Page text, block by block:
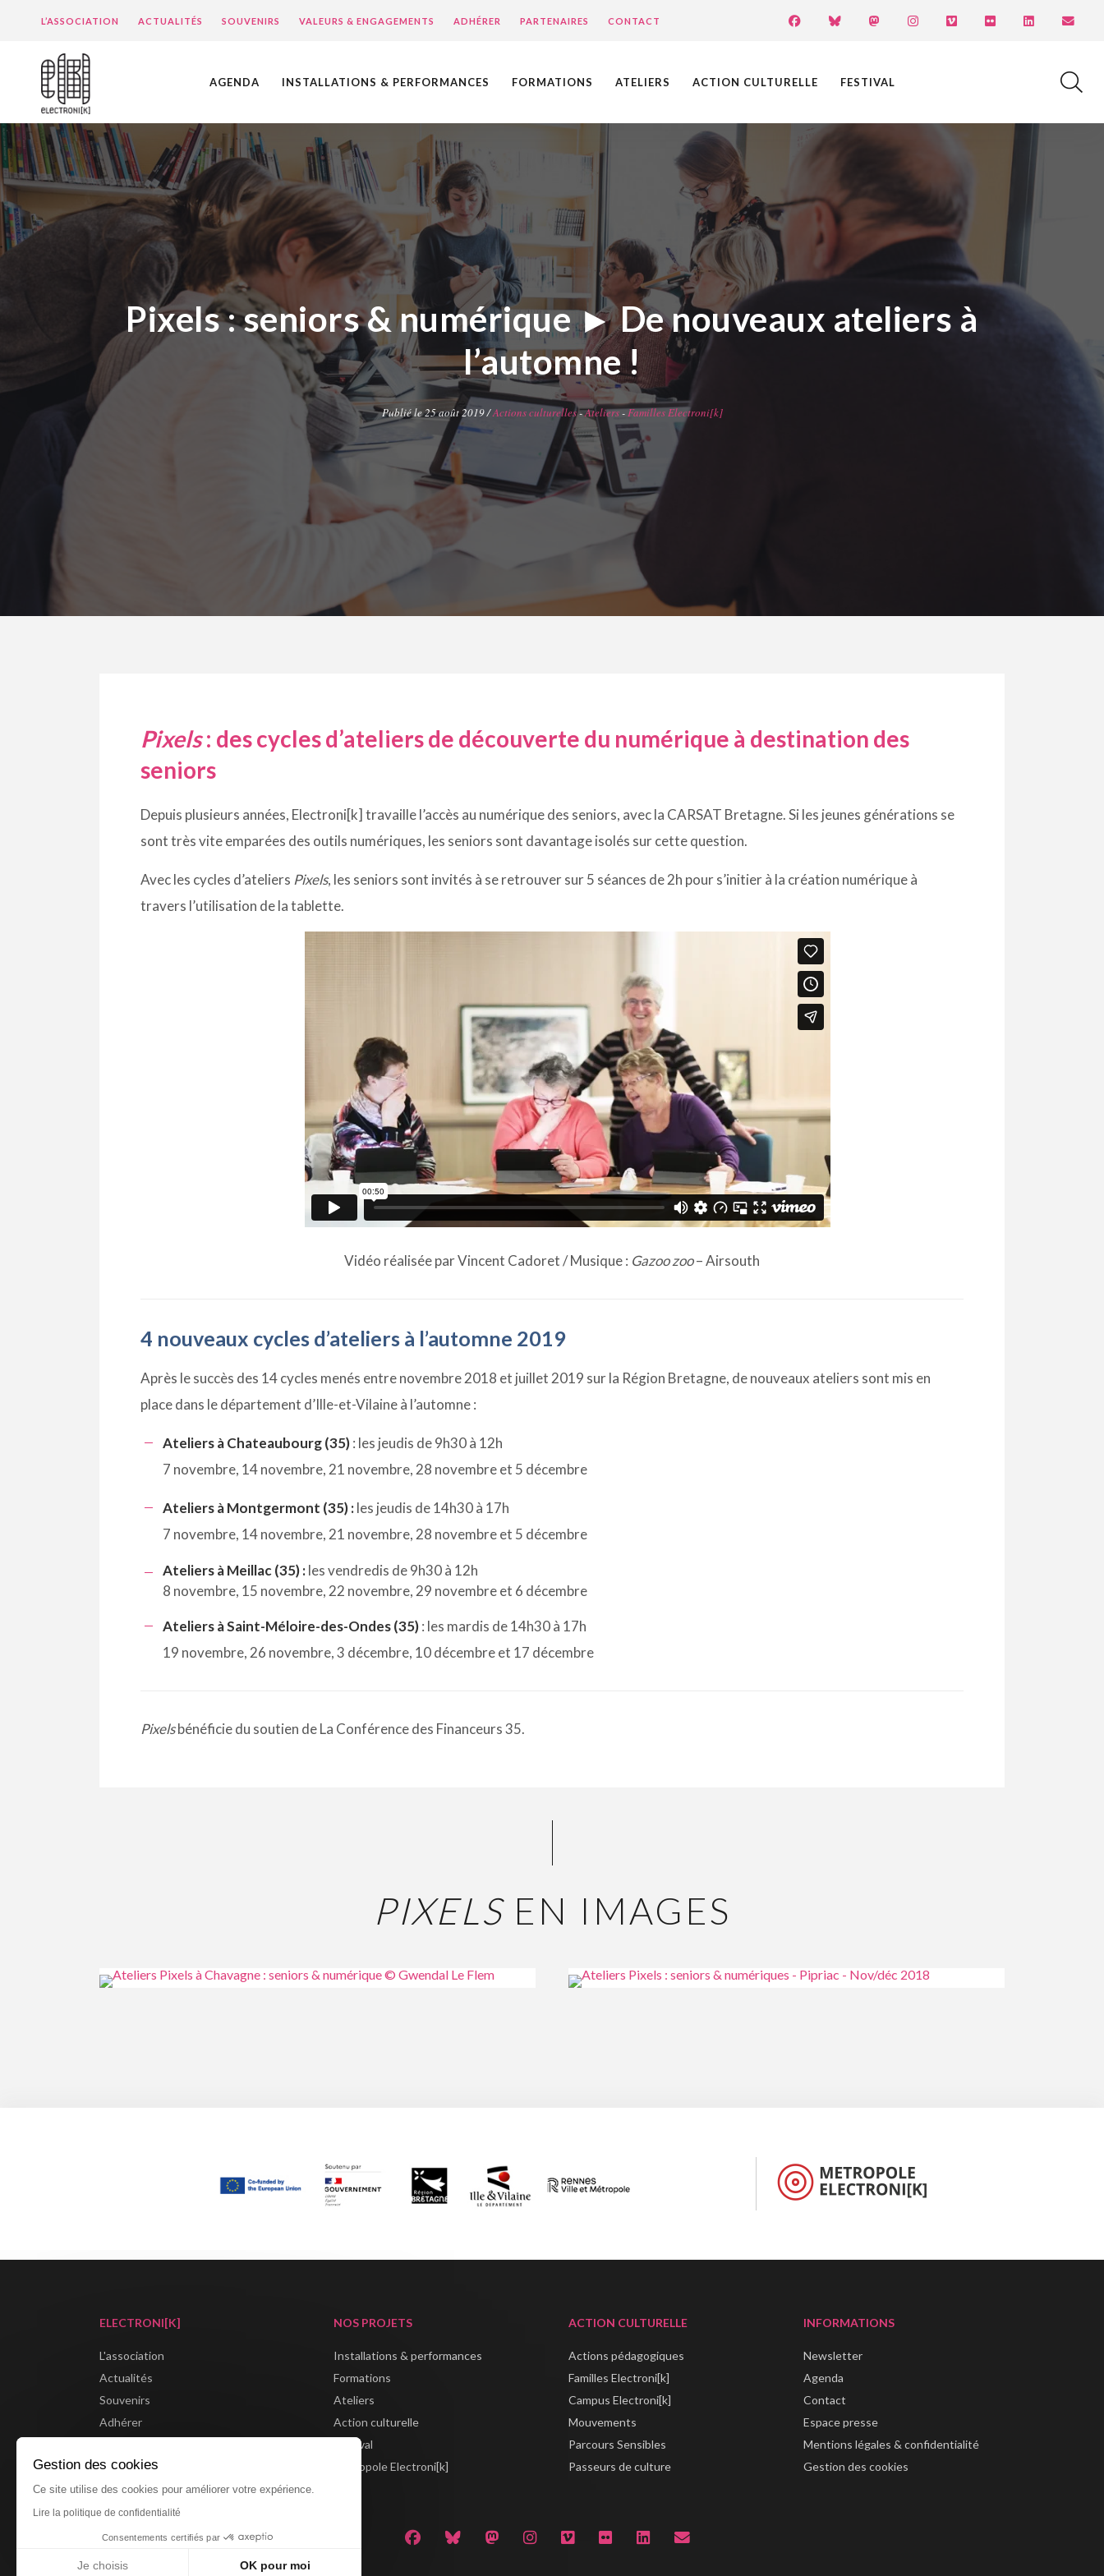
L’ASSOCIATION ACTUALITÉS SOUVENIRS VALEURS & ENGAGEMENTS ADHÉRER PARTENAIRES CONTACT
AGENDA INSTALLATIONS & PERFORMANCES FORMATIONS ATELIERS ACTION CULTURELLE FESTIVAL
Pixels : seniors & numérique ► De nouveaux ateliers à
l’automne !
Publié le 25 août 2019 /Actions culturelles-Ateliers-Familles Electroni[k]
Pixels: des cycles d’ateliers de découverte du numérique à destination des
seniors
Depuis plusieurs années, Electroni[k] travaille l’accès au numérique des seniors, avec la CARSAT Bretagne. Si les jeunes générations se
sont très vite emparées des outils numériques, les seniors sont davantage isolés sur cette question.
Avec les cycles d’ateliers Pixels, les seniors sont invités à se retrouver sur 5 séances de 2h pour s’initier à la création numérique à
travers l’utilisation de la tablette.
Vidéo réalisée par Vincent Cadoret / Musique : Gazoo zoo– Airsouth
4 nouveaux cycles d’ateliers à l’automne 2019
Après le succès des 14 cycles menés entre novembre 2018 et juillet 2019 sur la Région Bretagne, de nouveaux ateliers sont mis en
place dans le département d’Ille-et-Vilaine à l’automne :
Ateliers à Chateaubourg (35): les jeudis de 9h30 à 12h
7 novembre, 14 novembre, 21 novembre, 28 novembre et 5 décembre
Ateliers à Montgermont (35) :les jeudis de 14h30 à 17h
7 novembre, 14 novembre, 21 novembre, 28 novembre et 5 décembre
Ateliers à Meillac (35) :les vendredis de 9h30 à 12h
8 novembre, 15 novembre, 22 novembre, 29 novembre et 6 décembre
Ateliers à Saint-Méloire-des-Ondes (35): les mardis de 14h30 à 17h
19 novembre, 26 novembre, 3 décembre, 10 décembre et 17 décembre
Pixelsbénéficie du soutien de La Conférence des Financeurs 35.
PIXELSEN IMAGES
ELECTRONI[K]
L'association
Actualités
Souvenirs
Adhérer
Partenaires
NOS PROJETS
Installations & performances
Formations
Ateliers
Action culturelle
Festival
Métropole Electroni[k]
ACTION CULTURELLE
Actions pédagogiques
Familles Electroni[k]
Campus Electroni[k]
Mouvements
Parcours Sensibles
Passeurs de culture
INFORMATIONS
Newsletter
Agenda
Contact
Espace presse
Mentions légales & confidentialité
Gestion des cookies
Gestion des cookies
Ce site utilise des cookies pour améliorer votre expérience.
Lire la politique de confidentialité
Consentements certifiés par
Je choisis OK pour moi